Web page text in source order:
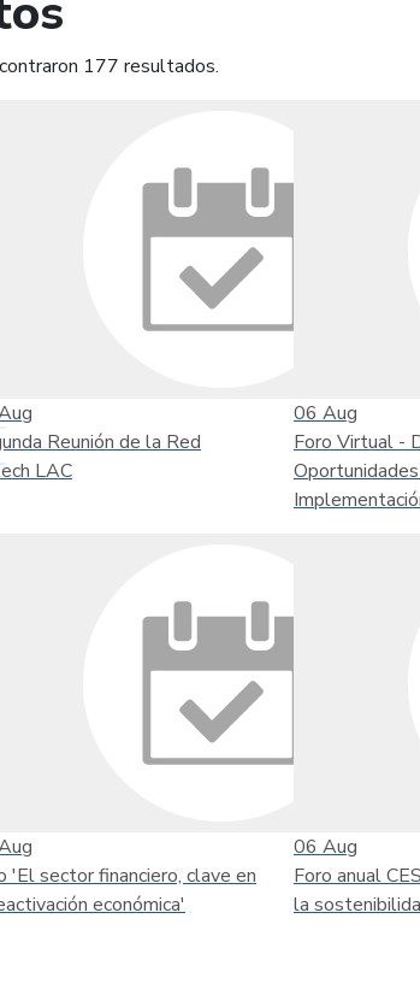
177 resultados.
Reunión de la Red
LAC
06 Aug
Foro Virtual -
'El sector financiero, clave en
económica'
06 Aug
Foro anual
la